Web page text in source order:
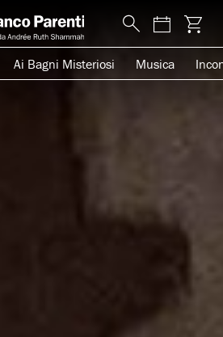
Ai Bagni Misteriosi Musica